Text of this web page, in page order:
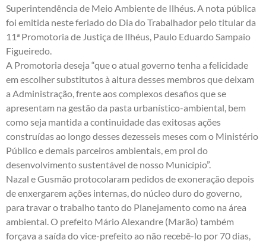
Superintendência de Meio Ambiente de Ilhéus. A nota pública
foi emitida neste feriado do Dia do Trabalhador pelo titular da
11ª Promotoria de Justiça de Ilhéus, Paulo Eduardo Sampaio
Figueiredo.
A Promotoria deseja “que o atual governo tenha a felicidade
em escolher substitutos à altura desses membros que deixam
a Administração, frente aos complexos desafios que se
apresentam na gestão da pasta urbanístico-ambiental, bem
como seja mantida a continuidade das exitosas ações
construídas ao longo desses dezesseis meses com o Ministério
Público e demais parceiros ambientais, em prol do
desenvolvimento sustentável de nosso Município”.
Nazal e Gusmão protocolaram pedidos de exoneração depois
de enxergarem ações internas, do núcleo duro do governo,
para travar o trabalho tanto do Planejamento como na área
ambiental. O prefeito Mário Alexandre (Marão) também
forçava a saída do vice-prefeito ao não recebê-lo por 70 dias,